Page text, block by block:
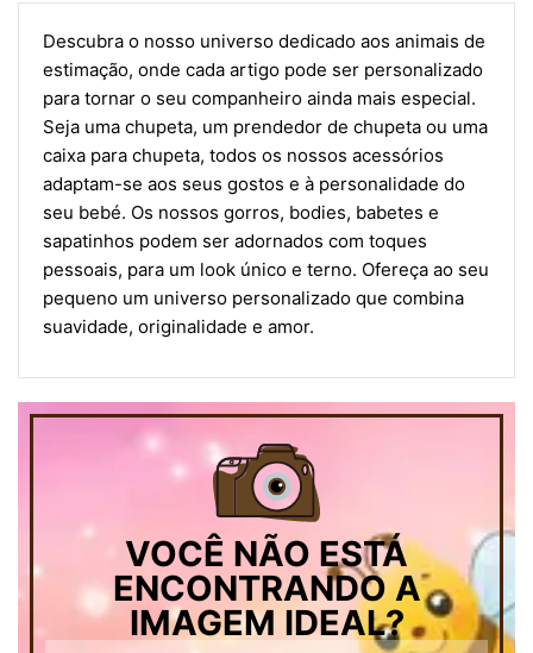
Descubra o nosso universo dedicado aos animais de
estimação, onde cada artigo pode ser personalizado
para tornar o seu companheiro ainda mais especial.
Seja uma chupeta, um prendedor de chupeta ou uma
caixa para chupeta, todos os nossos acessórios
adaptam-se aos seus gostos e à personalidade do
seu bebé. Os nossos gorros, bodies, babetes e
sapatinhos podem ser adornados com toques
pessoais, para um look único e terno. Ofereça ao seu
pequeno um universo personalizado que combina
suavidade, originalidade e amor.
VOCÊ NÃO ESTÁ
ENCONTRANDO A
IMAGEM IDEAL?